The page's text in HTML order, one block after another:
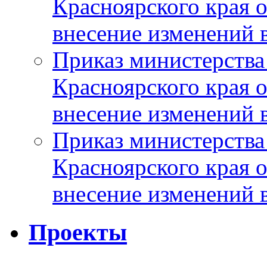
Красноярского
внесение изменений
Приказ
Красноярского
внесение изменений
Приказ
Красноярского
внесение изменений
Проекты